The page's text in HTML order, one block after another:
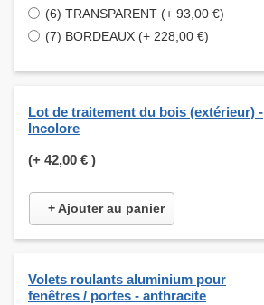
(6) TRANSPARENT (+ 93,00 €)
(7) BORDEAUX (+ 228,00 €)
Lot de traitement du bois (extérieur) -
Incolore
(+ 42,00 € )
+ Ajouter au panier
Volets roulants aluminium pour
fenêtres / portes - anthracite